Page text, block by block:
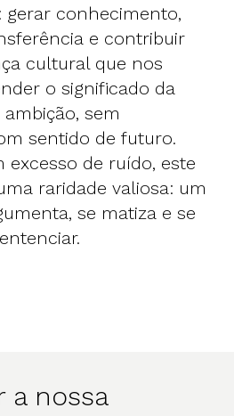
gerar conhecimento,
e contribuir
cultural que nos
o significado da
sem
sentido de futuro.
excesso de ruído, este
raridade valiosa: um
se matiza e se
a nossa